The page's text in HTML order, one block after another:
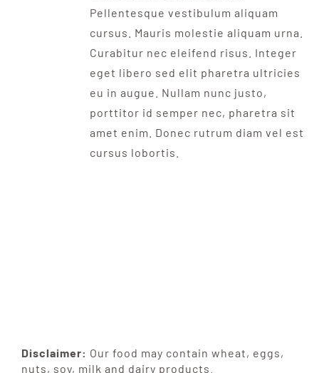
Pellentesque vestibulum aliquam
cursus. Mauris molestie aliquam urna.
Curabitur nec eleifend risus. Integer
eget libero sed elit pharetra ultricies
eu in augue. Nullam nunc justo,
porttitor id semper nec, pharetra sit
amet enim. Donec rutrum diam vel est
cursus lobortis.
Disclaimer: Our food may contain wheat, eggs,
nuts, soy, milk and dairy products.